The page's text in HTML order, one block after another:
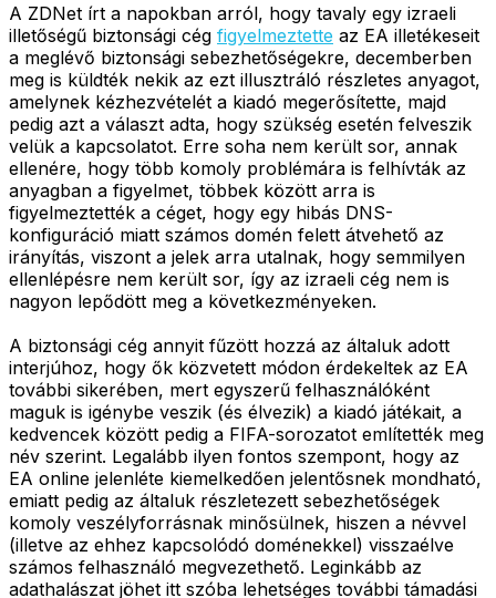
A ZDNet írt a napokban arról, hogy tavaly egy izraeli
illetőségű biztonsági cég figyelmeztette az EA illetékeseit
a meglévő biztonsági sebezhetőségekre, decemberben
meg is küldték nekik az ezt illusztráló részletes anyagot,
amelynek kézhezvételét a kiadó megerősítette, majd
pedig azt a választ adta, hogy szükség esetén felveszik
velük a kapcsolatot. Erre soha nem került sor, annak
ellenére, hogy több komoly problémára is felhívták az
anyagban a figyelmet, többek között arra is
figyelmeztették a céget, hogy egy hibás DNS-
konfiguráció miatt számos domén felett átvehető az
irányítás, viszont a jelek arra utalnak, hogy semmilyen
ellenlépésre nem került sor, így az izraeli cég nem is
nagyon lepődött meg a következményeken.
A biztonsági cég annyit fűzött hozzá az általuk adott
interjúhoz, hogy ők közvetett módon érdekeltek az EA
további sikerében, mert egyszerű felhasználóként
maguk is igénybe veszik (és élvezik) a kiadó játékait, a
kedvencek között pedig a FIFA-sorozatot említették meg
név szerint. Legalább ilyen fontos szempont, hogy az
EA online jelenléte kiemelkedően jelentősnek mondható,
emiatt pedig az általuk részletezett sebezhetőségek
komoly veszélyforrásnak minősülnek, hiszen a névvel
(illetve az ehhez kapcsolódó doménekkel) visszaélve
számos felhasználó megvezethető. Leginkább az
adathalászat jöhet itt szóba lehetséges további támadási